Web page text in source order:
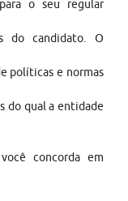
o seu regular
do candidato. O
políticas e normas
do qual a entidade
concorda em